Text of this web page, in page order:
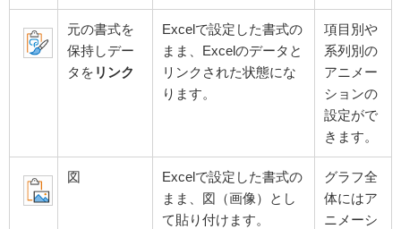
元の書式を
保持しデー
タを リンク
Excelで設定した書式の
まま、Excelのデータと
リンクされた状態にな
ります。
項目別や
系列別の
アニメー
ションの
設定がで
きます。
図
Excelで設定した書式の
まま、図（画像）とし
て貼り付けます。
グラフ全
体にはア
ニメーシ